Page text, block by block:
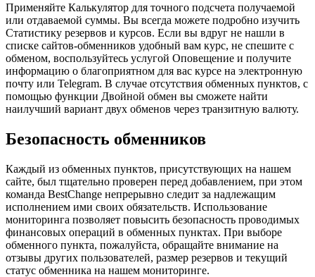
Применяйте Калькулятор для точного подсчета получаемой
или отдаваемой суммы. Вы всегда можете подробно изучить
Статистику резервов и курсов. Если вы вдруг не нашли в
списке сайтов-обменников удобный вам курс, не спешите с
обменом, воспользуйтесь услугой Оповещение и получите
информацию о благоприятном для вас курсе на электронную
почту или Telegram. В случае отсутствия обменных пунктов, с
помощью функции Двойной обмен вы сможете найти
наилучший вариант двух обменов через транзитную валюту.
Безопасность обменников
Каждый из обменных пунктов, присутствующих на нашем
сайте, был тщательно проверен перед добавлением, при этом
команда BestChange непрерывно следит за надлежащим
исполнением ими своих обязательств. Использование
мониторинга позволяет повысить безопасность проводимых
финансовых операций в обменных пунктах. При выборе
обменного пункта, пожалуйста, обращайте внимание на
отзывы других пользователей, размер резервов и текущий
статус обменника на нашем мониторинге.